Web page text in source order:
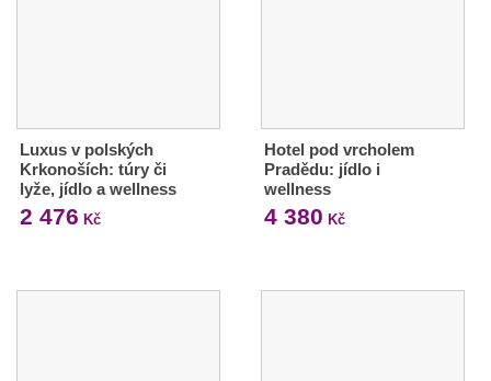
Luxus v polských
Krkonoších: túry či
lyže, jídlo a wellness
2 476 Kč
Hotel pod vrcholem
Pradědu: jídlo i
wellness
4 380 Kč